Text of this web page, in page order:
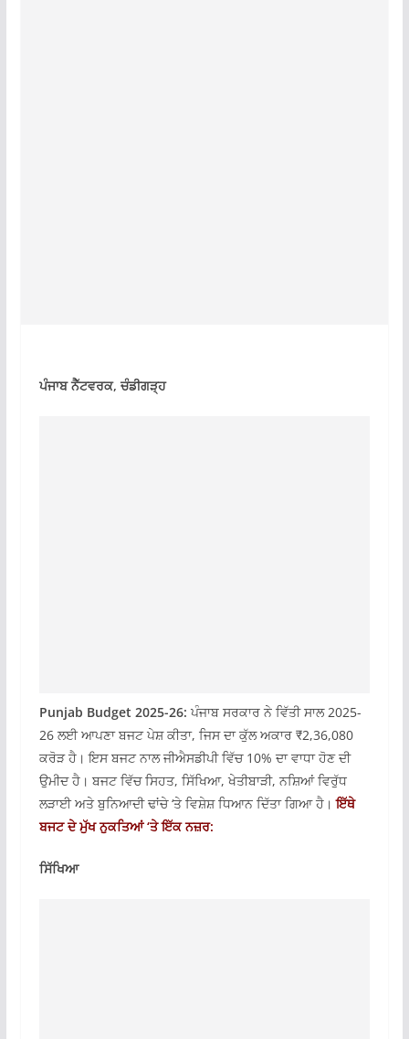
ਪੰਜਾਬ ਨੈੱਟਵਰਕ, ਚੰਡੀਗੜ੍ਹ
Punjab Budget 2025-26: ਪੰਜਾਬ ਸਰਕਾਰ ਨੇ ਵਿੱਤੀ ਸਾਲ 2025-
26 ਲਈ ਆਪਣਾ ਬਜਟ ਪੇਸ਼ ਕੀਤਾ, ਜਿਸ ਦਾ ਕੁੱਲ ਅਕਾਰ ₹2,36,080
ਕਰੋੜ ਹੈ। ਇਸ ਬਜਟ ਨਾਲ ਜੀਐਸਡੀਪੀ ਵਿੱਚ 10% ਦਾ ਵਾਧਾ ਹੋਣ ਦੀ
ਉਮੀਦ ਹੈ। ਬਜਟ ਵਿੱਚ ਸਿਹਤ, ਸਿੱਖਿਆ, ਖੇਤੀਬਾੜੀ, ਨਸ਼ਿਆਂ ਵਿਰੁੱਧ
ਲੜਾਈ ਅਤੇ ਬੁਨਿਆਦੀ ਢਾਂਚੇ ‘ਤੇ ਵਿਸ਼ੇਸ਼ ਧਿਆਨ ਦਿੱਤਾ ਗਿਆ ਹੈ।ਇੱਥੇ
ਬਜਟ ਦੇ ਮੁੱਖ ਨੁਕਤਿਆਂ ‘ਤੇ ਇੱਕ ਨਜ਼ਰ:
ਸਿੱਖਿਆ